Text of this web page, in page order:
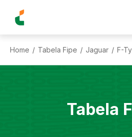
Home / Tabela Fipe / Jaguar / F-
Tabela